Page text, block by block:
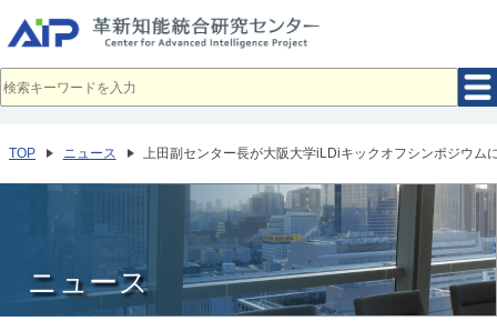
イ
ン
へ
動
TOP ニュース 上田副センター長が大阪大学iLDiキックオフシンポジウム
ニュース